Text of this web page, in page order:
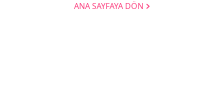
ANA SAYFAYA DÖN